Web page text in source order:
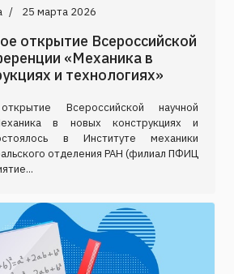
25 марта 2026
открытие Всероссийской
«Механика в
и технологиях»
Всероссийской научной
в новых конструкциях и
в Институте механики
отделения РАН (филиал ПФИЦ